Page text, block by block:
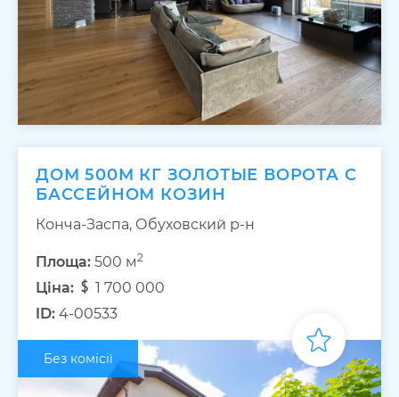
ДОМ 500М КГ ЗОЛОТЫЕ ВОРОТА С
БАССЕЙНОМ КОЗИН
Конча-Заспа, Обуховский р-н
Площа: 500 м2
Ціна:
1 700 000
ID: 4-00533
Без комісії